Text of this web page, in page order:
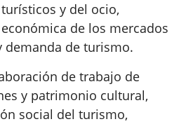
y del ocio,
de los mercados
demanda de turismo.
de trabajo de
y patrimonio cultural,
social del turismo,